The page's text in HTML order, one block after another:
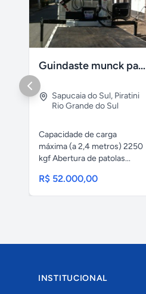
Guindaste munck para 2 toneladas
Sapucaia do Sul, Piratini
Rio Grande do Sul
Capacidade de carga
máxima (a 2,4 metros) 2250
kgf Abertura de patolas...
R$ 52.000,00
INSTITUCIONAL